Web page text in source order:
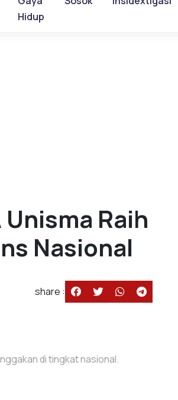
Hidup
Raih
Nasional
share :
di tingkat nasional.